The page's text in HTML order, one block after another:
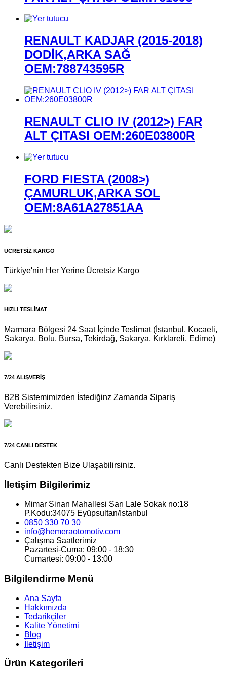
RENAULT KADJAR (2015-2018)
DODİK,ARKA SAĞ
OEM:788743595R
RENAULT CLIO IV (2012>) FAR
ALT ÇITASI OEM:260E03800R
FORD FIESTA (2008>)
ÇAMURLUK,ARKA SOL
OEM:8A61A27851AA
ÜCRETSİZ KARGO
Türkiye'nin Her Yerine Ücretsiz Kargo
HIZLI TESLİMAT
Marmara Bölgesi 24 Saat İçinde Teslimat (İstanbul, Kocaeli,
Sakarya, Bolu, Bursa, Tekirdağ, Sakarya, Kırklareli, Edirne)
7/24 ALIŞVERİŞ
B2B Sistemimizden İstediğinz Zamanda Sipariş
Verebilirsiniz.
7/24 CANLI DESTEK
Canlı Destekten Bize Ulaşabilirsiniz.
İletişim Bilgilerimiz
Mimar Sinan Mahallesi Sarı Lale Sokak no:18
P.Kodu:34075 Eyüpsultan/İstanbul
0850 330 70 30
info@hemeraotomotiv.com
Çalışma Saatlerimiz
Pazartesi-Cuma: 09:00 - 18:30
Cumartesi: 09:00 - 13:00
Bilgilendirme Menü
Ana Sayfa
Hakkımızda
Tedarikçiler
Kalite Yönetimi
Blog
İletişim
Ürün Kategorileri